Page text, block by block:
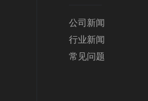
公司新闻
行业新闻
常见问题